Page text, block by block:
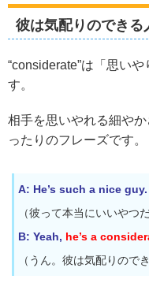
彼は気配りのできる
“considerate”は「思い
す。
相手を思いやれる細や
ったりのフレーズです。
A: He’s such a nice guy.
（彼って本当にいいやつ
B: Yeah, he’s a
（うん。彼は気配りので